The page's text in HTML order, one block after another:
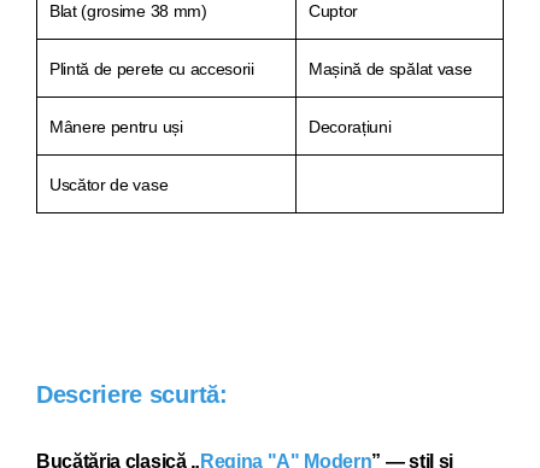
Blat (grosime 38 mm) Cuptor
Plintă de perete cu accesorii Mașină de spălat vase
Mânere pentru uși Decorațiuni
Uscător de vase
Descriere scurtă:
Bucătăria clasică „ Regina "A" Modern” — stil și